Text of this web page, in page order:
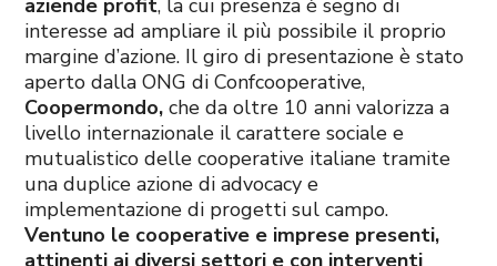
aziende profit, la cui presenza è segno di
interesse ad ampliare il più possibile il proprio
margine d’azione. Il giro di presentazione è stato
aperto dalla ONG di Confcooperative,
Coopermondo, che da oltre 10 anni valorizza a
livello internazionale il carattere sociale e
mutualistico delle cooperative italiane tramite
una duplice azione di advocacy e
implementazione di progetti sul campo.
Ventuno le cooperative e imprese presenti,
attinenti ai diversi settori e con interventi